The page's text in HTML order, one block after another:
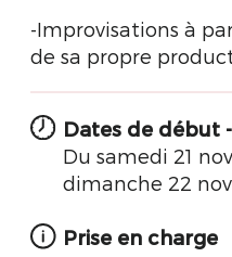
-Improvisations à
de sa propre
Dates de début
Du samedi 21
dimanche 22
Prise en charge